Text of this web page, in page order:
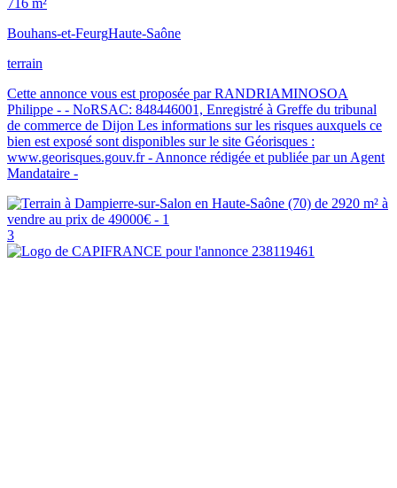
Bouhans-et-FeurgHaute-Saône
terrain
Cette annonce vous est proposée par RANDRIAMINOSOA
Philippe - - NoRSAC: 848446001, Enregistré à Greffe du tribunal
de commerce de Dijon Les informations sur les risques auxquels ce
bien est exposé sont disponibles sur le site Géorisques :
www.georisques.gouv.fr - Annonce rédigée et publiée par un Agent
Mandataire -
3